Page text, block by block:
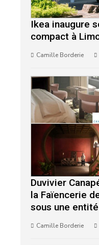
Ikea inaugure
compact à
Camille Borderie
Duvivier
la Faïencerie
sous une
Camille Borderie